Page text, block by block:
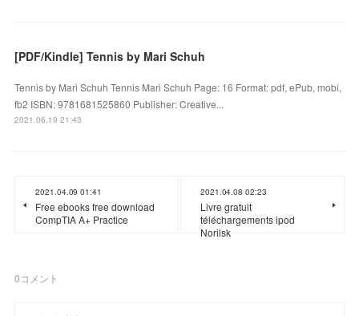
[PDF/Kindle] Tennis by Mari Schuh
Tennis by Mari Schuh Tennis Mari Schuh Page: 16 Format: pdf, ePub, mobi,
fb2 ISBN: 9781681525860 Publisher: Creative...
2021.06.19 21:43
2021.04.09 01:41
Free ebooks free download
CompTIA A+ Practice
2021.04.08 02:23
Livre gratuit
téléchargements ipod
Norilsk
0コメント